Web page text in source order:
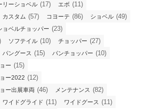
リーショベル (17) エボ (11)
カスタム (57) コヨーテ (86) ショベル (49)
ョベルチョッパー (23)
ソフテイル (10) チョッパー (27)
パングース (15) パンチョッパー (10)
ー (15)
ー2022 (12)
ー出展車両 (46) メンテナンス (82)
ワイドグライド (11) ワイドグース (11)